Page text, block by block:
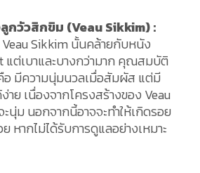
กวัวสิกขิม (Veau Sikkim) :
Sikkim นั้นคล้ายกับหนัง
แต่เบาและบางกว่ามาก คุณสมบัติ
อ มีความนุ่มนวลเมื่อสัมผัส แต่มี
าย เนื่องจากโครงสร้างของ Veau
นุ่ม นอกจากนี้อาจจะทำให้เกิดรอย
หากไม่ได้รับการดูแลอย่างเหมาะ